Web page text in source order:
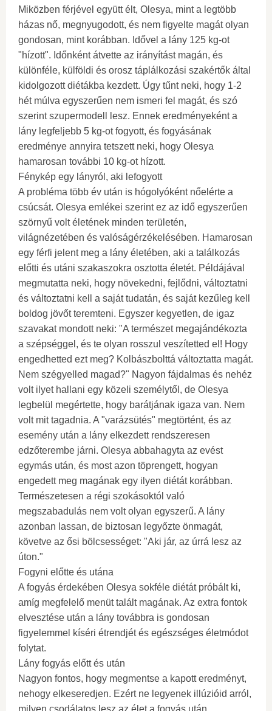
Miközben férjével együtt élt, Olesya, mint a legtöbb
házas nő, megnyugodott, és nem figyelte magát olyan
gondosan, mint korábban. Idővel a lány 125 kg-ot
"hízott". Időnként átvette az irányítást magán, és
különféle, külföldi és orosz táplálkozási szakértők által
kidolgozott diétákba kezdett. Úgy tűnt neki, hogy 1-2
hét múlva egyszerűen nem ismeri fel magát, és szó
szerint szupermodell lesz. Ennek eredményeként a
lány legfeljebb 5 kg-ot fogyott, és fogyásának
eredménye annyira tetszett neki, hogy Olesya
hamarosan további 10 kg-ot hízott.
Fénykép egy lányról, aki lefogyott
A probléma több év után is hógolyóként nőelérte a
csúcsát. Olesya emlékei szerint ez az idő egyszerűen
szörnyű volt életének minden területén,
világnézetében és valóságérzékelésében. Hamarosan
egy férfi jelent meg a lány életében, aki a találkozás
előtti és utáni szakaszokra osztotta életét. Példájával
megmutatta neki, hogy növekedni, fejlődni, változtatni
és változtatni kell a saját tudatán, és saját kezűleg kell
boldog jövőt teremteni. Egyszer kegyetlen, de igaz
szavakat mondott neki: "A természet megajándékozta
a szépséggel, és te olyan rosszul veszítetted el! Hogy
engedhetted ezt meg? Kolbászbolttá változtatta magát.
Nem szégyelled magad?" Nagyon fájdalmas és nehéz
volt ilyet hallani egy közeli személytől, de Olesya
legbelül megértette, hogy barátjának igaza van. Nem
volt mit tagadnia. A "varázsütés" megtörtént, és az
esemény után a lány elkezdett rendszeresen
edzőterembe járni. Olesya abbahagyta az evést
egymás után, és most azon töprengett, hogyan
engedett meg magának egy ilyen diétát korábban.
Természetesen a régi szokásoktól való
megszabadulás nem volt olyan egyszerű. A lány
azonban lassan, de biztosan legyőzte önmagát,
követve az ősi bölcsességet: "Aki jár, az úrrá lesz az
úton."
Fogyni előtte és utána
A fogyás érdekében Olesya sokféle diétát próbált ki,
amíg megfelelő menüt talált magának. Az extra fontok
elvesztése után a lány továbbra is gondosan
figyelemmel kíséri étrendjét és egészséges életmódot
folytat.
Lány fogyás előtt és után
Nagyon fontos, hogy megmentse a kapott eredményt,
nehogy elkeseredjen. Ezért ne legyenek illúzióid arról,
milyen csodálatos lesz az élet a fogyás után.